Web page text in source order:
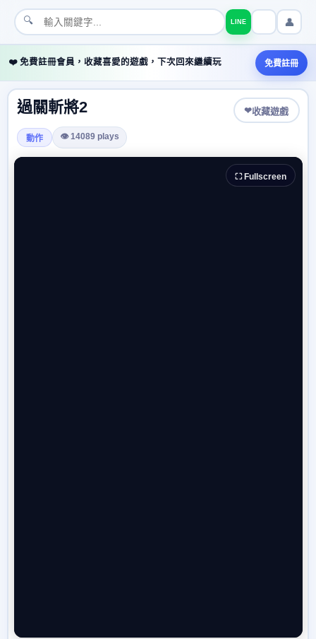
🔍 LINE 👤
❤️ 免費註冊會員，收藏喜愛的遊戲，下次回來繼續玩 免費註冊
過關斬將2 ❤收藏遊戲
動作 👁 14089 plays
⛶ Fullscreen